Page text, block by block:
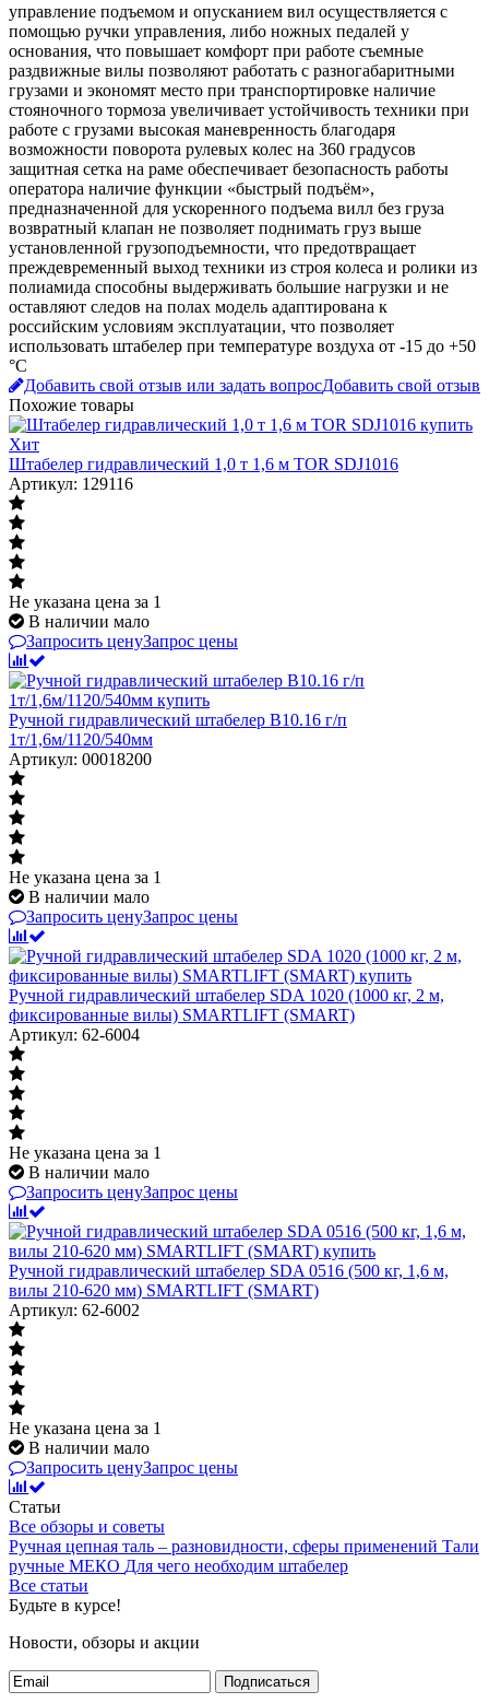
управление подъемом и опусканием вил осуществляется с
помощью ручки управления, либо ножных педалей у
основания, что повышает комфорт при работе съемные
раздвижные вилы позволяют работать с разногабаритными
грузами и экономят место при транспортировке наличие
стояночного тормоза увеличивает устойчивость техники при
работе с грузами высокая маневренность благодаря
возможности поворота рулевых колес на 360 градусов
защитная сетка на раме обеспечивает безопасность работы
оператора наличие функции «быстрый подъём»,
предназначенной для ускоренного подъема вилл без груза
возвратный клапан не позволяет поднимать груз выше
установленной грузоподъемности, что предотвращает
преждевременный выход техники из строя колеса и ролики из
полиамида способны выдерживать большие нагрузки и не
оставляют следов на полах модель адаптирована к
российским условиям эксплуатации, что позволяет
использовать штабелер при температуре воздуха от -15 до +50
°C
Добавить свой отзыв или задать вопросДобавить свой отзыв
Похожие товары
Хит
Штабелер гидравлический 1,0 т 1,6 м TOR SDJ1016
Артикул: 129116
Не указана цена за 1
В наличии мало
Запросить ценуЗапрос цены
Ручной гидравлический штабелер B10.16 г/п
1т/1,6м/1120/540мм
Артикул: 00018200
Не указана цена за 1
В наличии мало
Запросить ценуЗапрос цены
Ручной гидравлический штабелер SDA 1020 (1000 кг, 2 м,
фиксированные вилы) SMARTLIFT (SMART)
Артикул: 62-6004
Не указана цена за 1
В наличии мало
Запросить ценуЗапрос цены
Ручной гидравлический штабелер SDA 0516 (500 кг, 1,6 м,
вилы 210-620 мм) SMARTLIFT (SMART)
Артикул: 62-6002
Не указана цена за 1
В наличии мало
Запросить ценуЗапрос цены
Статьи
Все обзоры и советы
Ручная цепная таль – разновидности, сферы применений Тали
ручные МЕКО Для чего необходим штабелер
Все статьи
Будьте в курсе!
Новости, обзоры и акции
Подписаться